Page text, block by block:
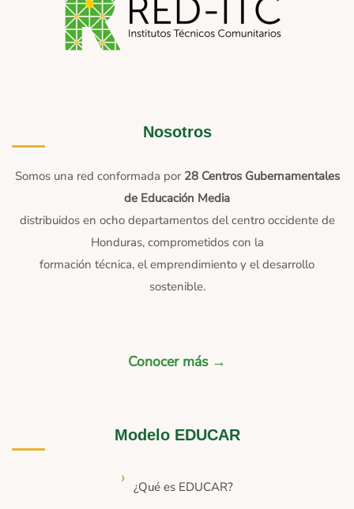
Nosotros
Somos una red conformada por 28 Centros Gubernamentales
de Educación Media
distribuidos en ocho departamentos del centro occidente de
Honduras, comprometidos con la
formación técnica, el emprendimiento y el desarrollo
sostenible.
Conocer más →
Modelo EDUCAR
¿Qué es EDUCAR?